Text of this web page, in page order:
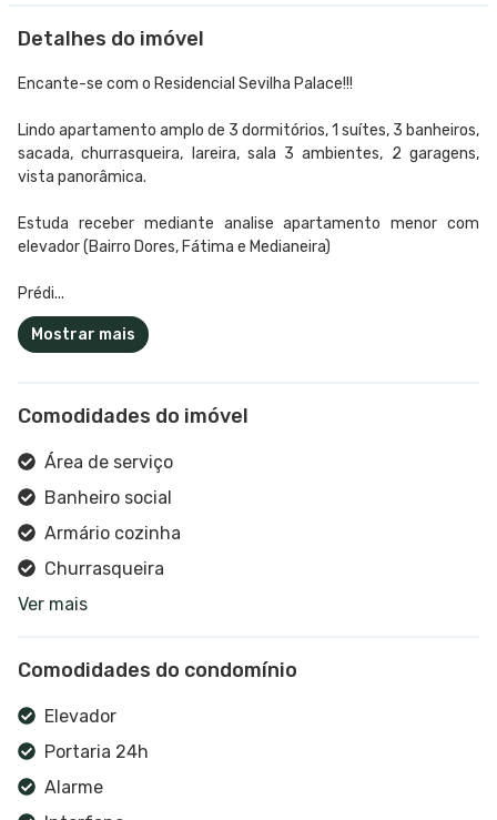
Detalhes do imóvel
Encante-se com o Residencial Sevilha Palace!!!
Lindo apartamento amplo de 3 dormitórios, 1 suítes, 3 banheiros,
sacada, churrasqueira, lareira, sala 3 ambientes, 2 garagens,
vista panorâmica.
Estuda receber mediante analise apartamento menor com
elevador (Bairro Dores, Fátima e Medianeira)
Prédi...
Mostrar mais
Comodidades do imóvel
Área de serviço
Banheiro social
Armário cozinha
Churrasqueira
Cozinha
Banheira hidromassagem
Aquecimento a gás
Estar social
Hidrômetro individual
Ver mais
Comodidades do condomínio
Elevador
Portaria 24h
Alarme